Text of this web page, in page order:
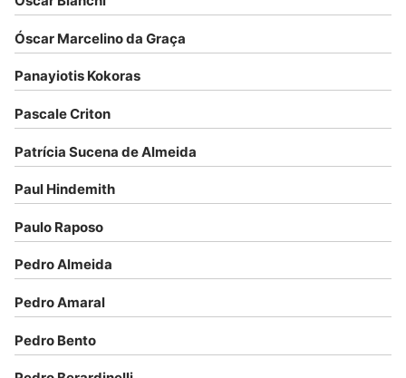
Óscar Marcelino da Graça
Panayiotis Kokoras
Pascale Criton
Patrícia Sucena de Almeida
Paul Hindemith
Paulo Raposo
Pedro Almeida
Pedro Amaral
Pedro Bento